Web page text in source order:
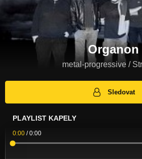
Organon
metal-progressive /
Sledovat
PLAYLIST KAPELY
0:00 /0:00